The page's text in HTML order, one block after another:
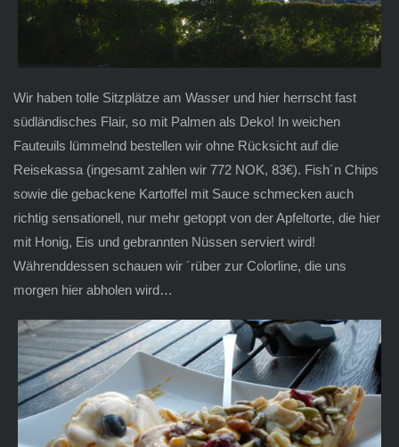
Wir haben tolle Sitzplätze am Wasser und hier herrscht fast
südländisches Flair, so mit Palmen als Deko! In weichen
Fauteuils lümmelnd bestellen wir ohne Rücksicht auf die
Reisekassa (ingesamt zahlen wir 772 NOK, 83€). Fish´n Chips
sowie die gebackene Kartoffel mit Sauce schmecken auch
richtig sensationell, nur mehr getoppt von der Apfeltorte, die hier
mit Honig, Eis und gebrannten Nüssen serviert wird!
Währenddessen schauen wir ´rüber zur Colorline, die uns
morgen hier abholen wird…